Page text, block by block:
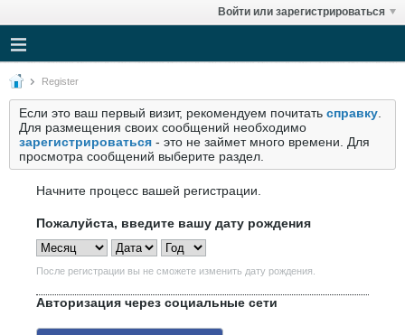
Войти или зарегистрироваться
Register
Если это ваш первый визит, рекомендуем почитать справку
Для размещения своих сообщений необходимо
зарегистрироваться - это не займет много времени. Для
просмотра сообщений выберите раздел.
Начните процесс вашей регистрации.
Пожалуйста, введите вашу дату рождения
После регистрации вы не сможете изменить дату рождения.
Авторизация через социальные сети